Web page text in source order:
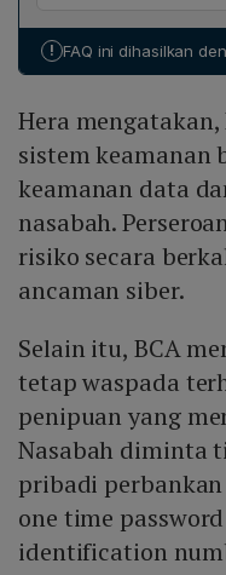
DailyDarkWeb.
banking dan 4,9
sebagai bukti.
! FAQ ini dihasilkan
Hera
sistem keamanan
keamanan data
nasabah.
risiko secara
ancaman siber.
Selain itu, BCA
tetap waspada
penipuan yang
Nasabah diminta
pribadi perbankan
one time
identification